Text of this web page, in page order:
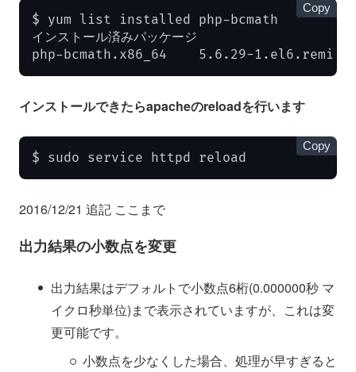
$ yum list installed php-bcmath
インストール済みパッケージ
php-bcmath.x86_64    5.6.29-1.el6.remi
Copy
インストールできたらapacheのreloadを行います
$ sudo service httpd reload
Copy
2016/12/21 追記 ここまで
出力結果の小数点を変更
出力結果はデフォルトで小数点6桁(0.000000秒 マ
イクロ秒単位)まで表示されていますが、これは変
更可能です。
小数点を少なくした場合、処理が早すぎると